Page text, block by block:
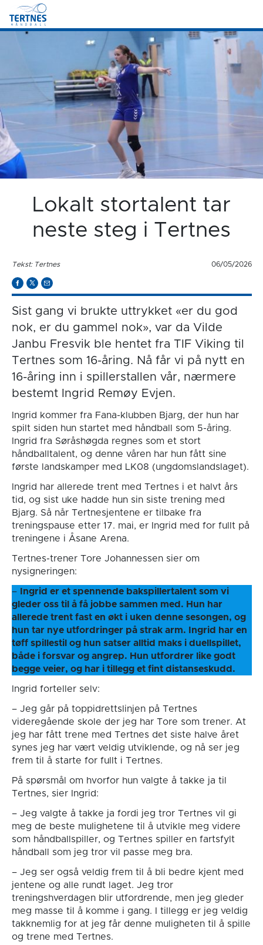
Lokalt stortalent tar
neste steg i Tertnes
Tekst: Tertnes 06/05/2026
Sist gang vi brukte uttrykket «er du god
nok, er du gammel nok», var da Vilde
Janbu Fresvik ble hentet fra TIF Viking til
Tertnes som 16-åring. Nå får vi på nytt en
16-åring inn i spillerstallen vår, nærmere
bestemt Ingrid Remøy Evjen.
Ingrid kommer fra Fana-klubben Bjarg, der hun har
spilt siden hun startet med håndball som 5-åring.
Ingrid fra Søråshøgda regnes som et stort
håndballtalent, og denne våren har hun fått sine
første landskamper med LK08 (ungdomslandslaget).
Ingrid har allerede trent med Tertnes i et halvt års
tid, og sist uke hadde hun sin siste trening med
Bjarg. Så når Tertnesjentene er tilbake fra
treningspause etter 17. mai, er Ingrid med for fullt på
treningene i Åsane Arena.
Tertnes-trener Tore Johannessen sier om
nysigneringen:
–
Ingrid er et spennende bakspillertalent som vi
gleder oss til å få jobbe sammen med. Hun har
allerede trent fast en økt i uken denne sesongen, og
hun tar nye utfordringer på strak arm. Ingrid har en
tøff spillestil og hun satser alltid maks i duellspillet,
både i forsvar og angrep. Hun utfordrer like godt
begge veier, og har i tillegg et fint distanseskudd.
Ingrid forteller selv:
– Jeg går på toppidrettslinjen på Tertnes
videregående skole der jeg har Tore som trener. At
jeg har fått trene med Tertnes det siste halve året
synes jeg har vært veldig utviklende, og nå ser jeg
frem til å starte for fullt i Tertnes.
På spørsmål om hvorfor hun valgte å takke ja til
Tertnes, sier Ingrid:
– Jeg valgte å takke ja fordi jeg tror Tertnes vil gi
meg de beste mulighetene til å utvikle meg videre
som håndballspiller, og Tertnes spiller en fartsfylt
håndball som jeg tror vil passe meg bra.
– Jeg ser også veldig frem til å bli bedre kjent med
jentene og alle rundt laget. Jeg tror
treningshverdagen blir utfordrende, men jeg gleder
meg masse til å komme i gang. I tillegg er jeg veldig
takknemlig for at jeg får denne muligheten til å spille
og trene med Tertnes.